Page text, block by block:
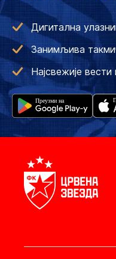
Дигитална
Занимљива
Најсвежије